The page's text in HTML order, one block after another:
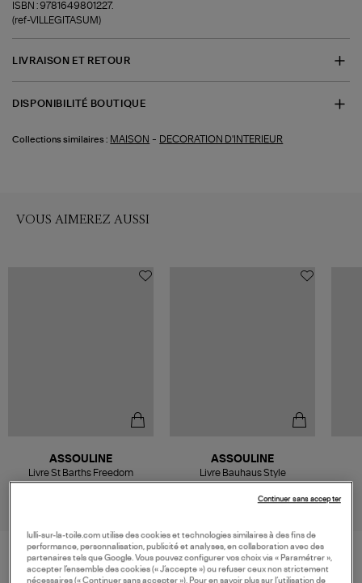
ISBN : 9781649801227.
(ref-VILLEGITASUM)
LIVRAISON ET RETOUR
DISPONIBILITÉ BOUTIQUE
Collections similaires : MAISON - DECORATION D'INTERIEUR
VOUS AIMEREZ AUSSI
ASSOULINE
Livre St Barths Freedom
ASSOULINE
Livre Bauhaus Style
VOS DERNIERS PRODUITS VUS
lulli-sur-la-toile.com utilise des cookies et technologies similaires à des fins de
performance, personnalisation, publicité et analyses, en collaboration avec des
partenaires tels que Google. Vous pouvez configurer vos choix via « Paramétrer »,
accepter l’ensemble des cookies (« J’accepte ») ou refuser ceux non strictement
nécessaires (« Continuer sans accepter »). Pour en savoir plus sur l’utilisation de
Continuer sans accepter